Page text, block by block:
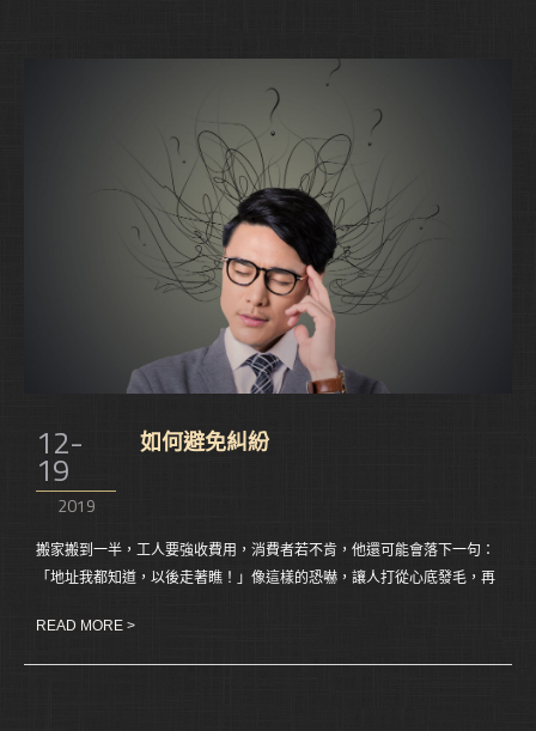
12-
19
2019
如何避免糾紛
搬家搬到一半，工人要強收費用，消費者若不肯，他還可能會落下一句：
「地址我都知道，以後走著瞧！」像這樣的恐嚇，讓人打從心底發毛，再
以追根究底要杜絕糾紛，還是得靠消費者自己睜大眼睛找到好業者。
READ MORE >